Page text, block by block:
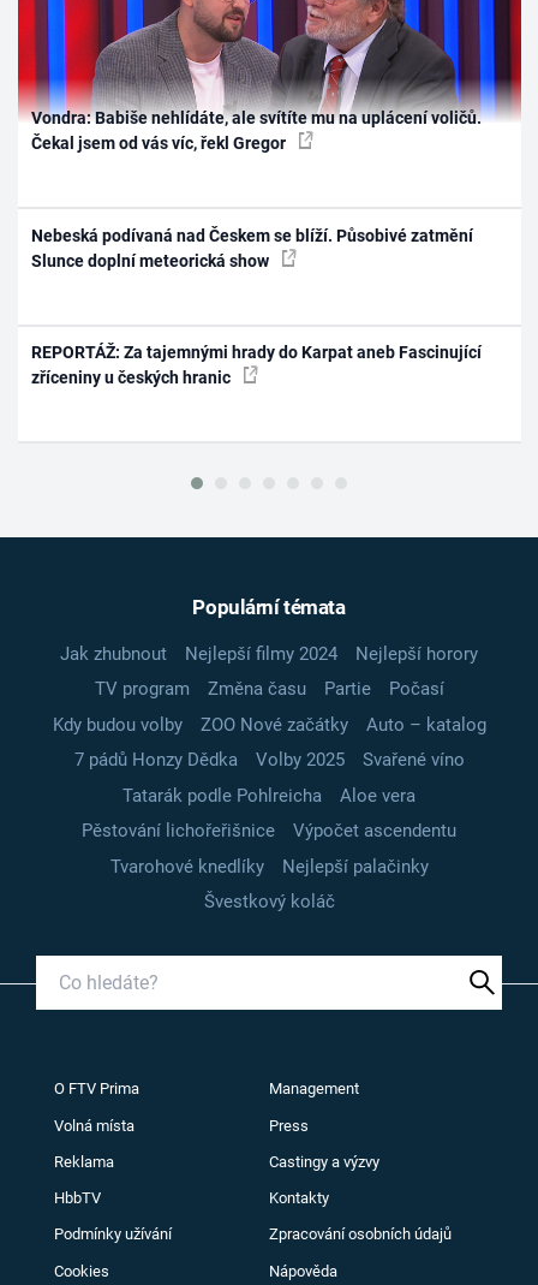
Vondra: Babiše nehlídáte, ale svítíte mu na uplácení voličů.
Čekal jsem od vás víc, řekl Gregor
Nebeská podívaná nad Českem se blíží. Působivé zatmění
Slunce doplní meteorická show
REPORTÁŽ: Za tajemnými hrady do Karpat aneb Fascinující
zříceniny u českých hranic
Populární témata
Jak zhubnout Nejlepší filmy 2024
Nejlepší horory
TV program
Změna času Partie
Počasí
Kdy budou volby
ZOO Nové začátky
Auto – katalog
7 pádů Honzy Dědka
Volby 2025
Svařené víno
Tatarák podle Pohlreicha
Aloe vera
Pěstování lichořeřišnice
Výpočet ascendentu
Tvarohové knedlíky
Nejlepší palačinky
Švestkový koláč
O FTV Prima Management
Volná místa Press
Reklama Castingy a výzvy
HbbTV Kontakty
Podmínky užívání Zpracování osobních údajů
Cookies Nápověda